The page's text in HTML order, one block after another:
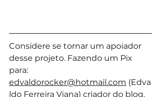
Considere se tornar um apoiador
desse projeto. Fazendo um Pix
para:
edvaldorocker@hotmail.com (Edva
ldo Ferreira Viana) criador do blog.